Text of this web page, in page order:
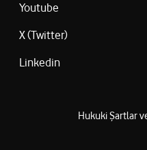
Youtube
X (Twitter)
Linkedin
Hukuki Şartlar